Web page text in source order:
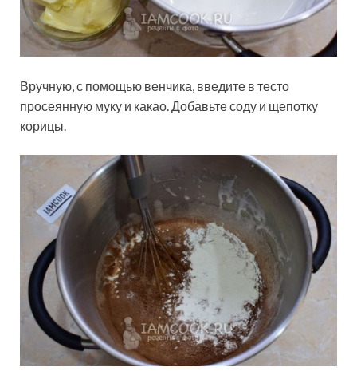
Вручную, с помощью венчика, введите в тесто
просеянную муку и какао. Добавьте соду и щепотку
корицы.